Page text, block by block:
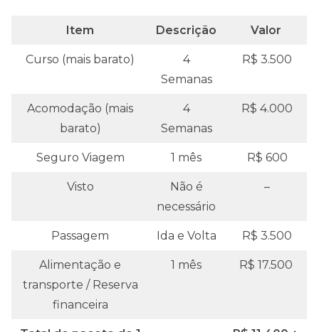
Item Descrição Valor
Curso (mais barato)
4
Semanas
R$ 3.500
Acomodação (mais
barato)
4
Semanas
R$ 4.000
Seguro Viagem 1 mês R$ 600
Visto
Não é
necessário
–
Passagem Ida e Volta R$ 3.500
Alimentação e
transporte / Reserva
financeira
1 mês R$ 17.500